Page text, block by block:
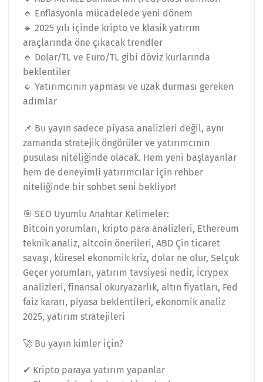
🔹 Enflasyonla mücadelede yeni dönem
🔹 2025 yılı içinde kripto ve klasik yatırım
araçlarında öne çıkacak trendler
🔹 Dolar/TL ve Euro/TL gibi döviz kurlarında
beklentiler
🔹 Yatırımcının yapması ve uzak durması gereken
adımlar
📌 Bu yayın sadece piyasa analizleri değil, aynı
zamanda stratejik öngörüler ve yatırımcının
pusulası niteliğinde olacak. Hem yeni başlayanlar
hem de deneyimli yatırımcılar için rehber
niteliğinde bir sohbet seni bekliyor!
🎯 SEO Uyumlu Anahtar Kelimeler:
Bitcoin yorumları, kripto para analizleri, Ethereum
teknik analiz, altcoin önerileri, ABD Çin ticaret
savaşı, küresel ekonomik kriz, dolar ne olur, Selçuk
Geçer yorumları, yatırım tavsiyesi nedir, İcrypex
analizleri, finansal okuryazarlık, altın fiyatları, Fed
faiz kararı, piyasa beklentileri, ekonomik analiz
2025, yatırım stratejileri
🚀 Bu yayın kimler için?
✔ Kripto paraya yatırım yapanlar